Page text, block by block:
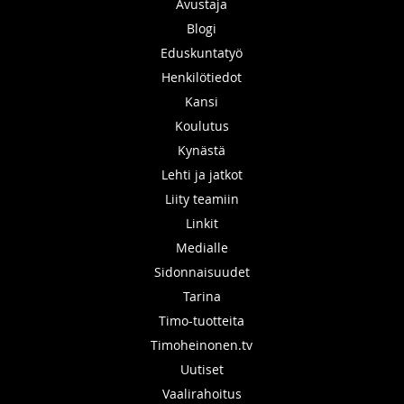
Avustaja
Blogi
Eduskuntatyö
Henkilötiedot
Kansi
Koulutus
Kynästä
Lehti ja jatkot
Liity teamiin
Linkit
Medialle
Sidonnaisuudet
Tarina
Timo-tuotteita
Timoheinonen.tv
Uutiset
Vaalirahoitus